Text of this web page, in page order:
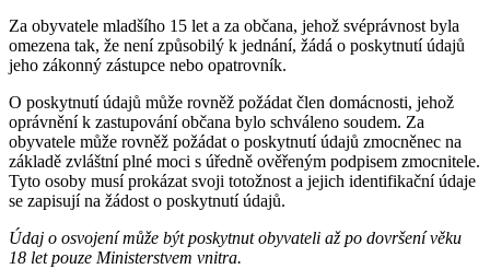
Za obyvatele mladšího 15 let a za občana, jehož svéprávnost byla
omezena tak, že není způsobilý k jednání, žádá o poskytnutí údajů
jeho zákonný zástupce nebo opatrovník.
O poskytnutí údajů může rovněž požádat člen domácnosti, jehož
oprávnění k zastupování občana bylo schváleno soudem. Za
obyvatele může rovněž požádat o poskytnutí údajů zmocněnec na
základě zvláštní plné moci s úředně ověřeným podpisem zmocnitele.
Tyto osoby musí prokázat svoji totožnost a jejich identifikační údaje
se zapisují na žádost o poskytnutí údajů.
Údaj o osvojení může být poskytnut obyvateli až po dovršení věku
18 let pouze Ministerstvem vnitra.